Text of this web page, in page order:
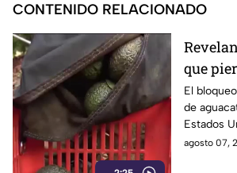
CONTENIDO RELACIONADO
que
el
Unidos
El
de
Estados
pérdidas
agosto 07,